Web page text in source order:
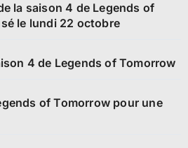
la saison 4 de Legends of
le lundi 22 octobre
4 de Legends of Tomorrow
of Tomorrow pour une